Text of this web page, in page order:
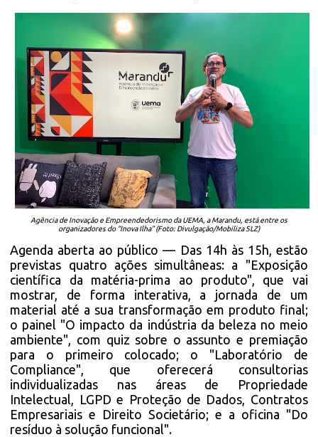
Agência de Inovação e Empreendedorismo da UEMA, a Marandu, está entre os
organizadores do “Inova Ilha” (Foto: Divulgação/Mobiliza SLZ)
Agenda aberta ao público — Das 14h às 15h, estão
previstas quatro ações simultâneas: a "Exposição
científica da matéria-prima ao produto", que vai
mostrar, de forma interativa, a jornada de um
material até a sua transformação em produto final;
o painel "O impacto da indústria da beleza no meio
ambiente", com quiz sobre o assunto e premiação
para o primeiro colocado; o "Laboratório de
Compliance", que oferecerá consultorias
individualizadas nas áreas de Propriedade
Intelectual, LGPD e Proteção de Dados, Contratos
Empresariais e Direito Societário; e a oficina "Do
resíduo à solução funcional".